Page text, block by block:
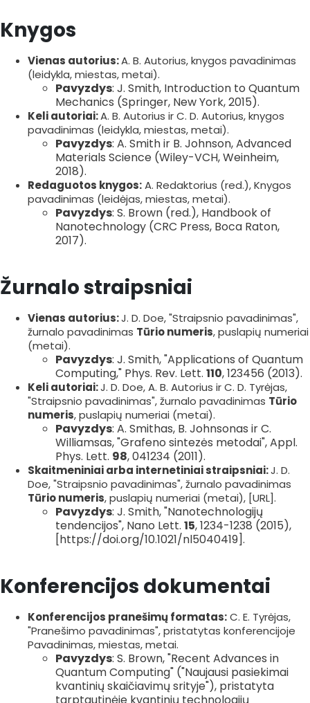
Knygos
Vienas autorius:A. B. Autorius, knygos pavadinimas
(leidykla, miestas, metai).
Pavyzdys: J. Smith, Introduction to Quantum
Mechanics (Springer, New York, 2015).
Keli autoriai:A. B. Autorius ir C. D. Autorius, knygos
pavadinimas (leidykla, miestas, metai).
Pavyzdys: A. Smith ir B. Johnson, Advanced
Materials Science (Wiley-VCH, Weinheim,
2018).
Redaguotos knygos:A. Redaktorius (red.), Knygos
pavadinimas (leidėjas, miestas, metai).
Pavyzdys: S. Brown (red.), Handbook of
Nanotechnology (CRC Press, Boca Raton,
2017).
Žurnalo straipsniai
Vienas autorius:J. D. Doe, "Straipsnio pavadinimas",
žurnalo pavadinimas Tūrio numeris, puslapių numeriai
(metai).
Pavyzdys: J. Smith, "Applications of Quantum
Computing," Phys. Rev. Lett. 110, 123456 (2013).
Keli autoriai:J. D. Doe, A. B. Autorius ir C. D. Tyrėjas,
"Straipsnio pavadinimas", žurnalo pavadinimas Tūrio
numeris, puslapių numeriai (metai).
Pavyzdys: A. Smithas, B. Johnsonas ir C.
Williamsas, "Grafeno sintezės metodai", Appl.
Phys. Lett. 98, 041234 (2011).
Skaitmeniniai arba internetiniai straipsniai:J. D.
Doe, "Straipsnio pavadinimas", žurnalo pavadinimas
Tūrio numeris, puslapių numeriai (metai), [URL].
Pavyzdys: J. Smith, "Nanotechnologijų
tendencijos", Nano Lett. 15, 1234-1238 (2015),
[https://doi.org/10.1021/nl5040419].
Konferencijos dokumentai
Konferencijos pranešimų formatas:C. E. Tyrėjas,
"Pranešimo pavadinimas", pristatytas konferencijoje
Pavadinimas, miestas, metai.
Pavyzdys: S. Brown, "Recent Advances in
Quantum Computing" ("Naujausi pasiekimai
kvantinių skaičiavimų srityje"), pristatyta
tarptautinėje kvantinių technologijų